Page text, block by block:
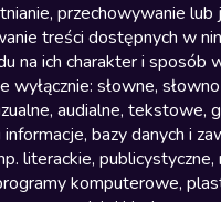
przechowywanie
treści dostępnych w
na ich charakter i sposób
wyłącznie: słowne,
audialne, tekstowe,
bazy danych i
literackie, publicystyczne,
komputerowe,